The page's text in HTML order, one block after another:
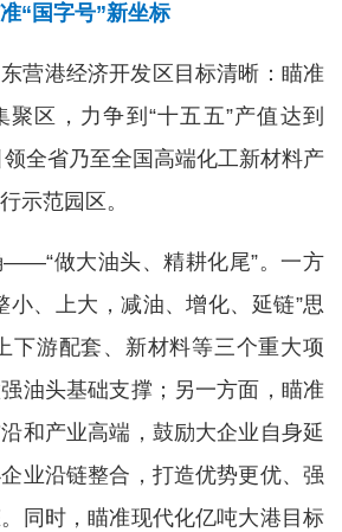
“国字号”新坐标
营港经济开发区目标清晰：瞄准
聚区，力争到“十五五”产值达到
全省乃至全国高端化工新材料产
示范园区。
——“做大油头、精耕化尾”。一方
小、上大，减油、增化、延链”思
下游配套、新材料等三个重大项
油头基础支撑；另一方面，瞄准
和产业高端，鼓励大企业自身延
业沿链整合，打造优势更优、强
同时，瞄准现代化亿吨大港目标